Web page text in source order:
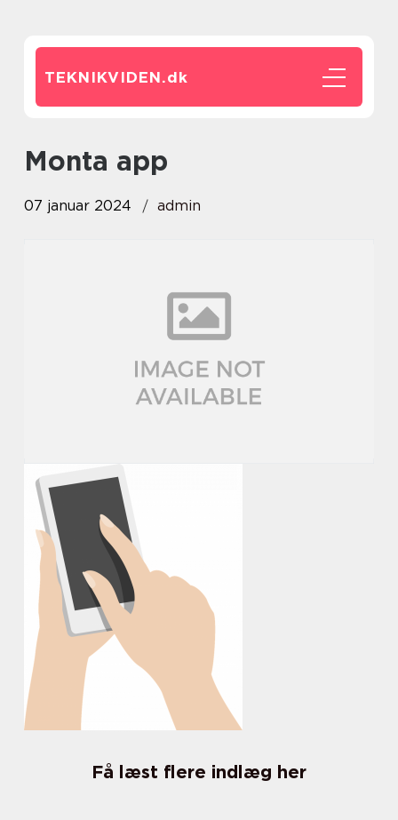
TEKNIKVIDEN.dk
monta app
07 januar 2024 admin
Få læst flere indlæg her